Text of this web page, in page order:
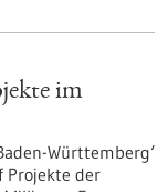
im
Württemberg‘
Projekte der